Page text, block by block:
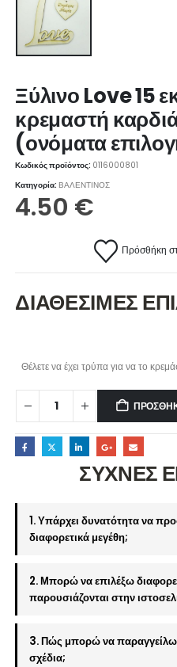
Ξύλινο Love 15
κρεμαστή
(ονόματα
Κωδικός προϊόντος: 0116000801
Κατηγορία:ΒΑΛΕΝΤΙΝΟΣ
4.50 €
Πρόσθήκη
ΔΙΑΘΕΣΙΜΕΣ
Θέλετε να έχει τρύπα για να το
ΣΥΧΝΕΣ
1. Υπάρχει δυνατότητα να
διαφορετικά μεγέθη;
2. Μπορώ να επιλέξω
παρουσιάζονται στην
3. Πώς μπορώ να
σχέδια;